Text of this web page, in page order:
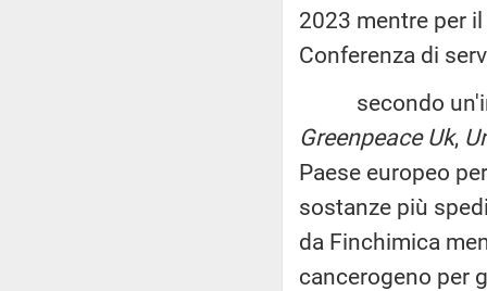
2023 mentre per
Conferenza di
secondo
Greenpeace Uk,
Paese europeo
sostanze più
da Finchimica
cancerogeno per